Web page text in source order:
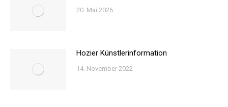
20. Mai 2026
Hozier Künstlerinformation
14. November 2022